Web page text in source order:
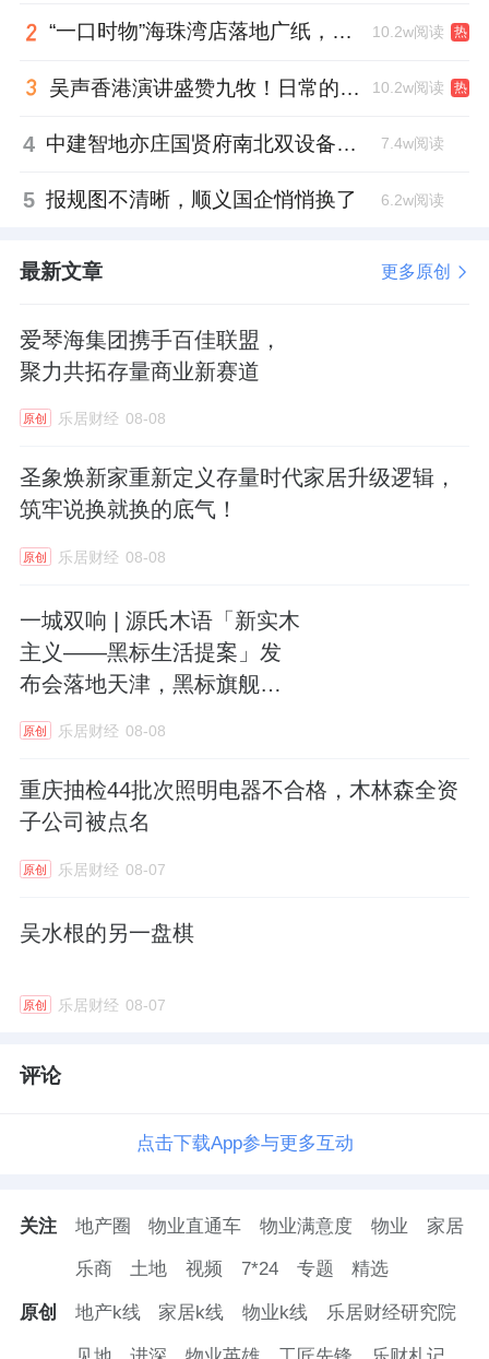
“一口时物”海珠湾店落地广纸，越秀地产以“新鲜现制”商业新场景打造社区高品质生活 10.2w阅读 热
吴声香港演讲盛赞九牧！日常的小锚点变成科技突破点！ 10.2w阅读 热
4 中建智地亦庄国贤府南北双设备平台，得房率创区域新高 7.4w阅读
5 报规图不清晰，顺义国企悄悄换了 6.2w阅读
最新文章 更多原创
爱琴海集团携手百佳联盟，
聚力共拓存量商业新赛道
原创 乐居财经 08-08
圣象焕新家重新定义存量时代家居升级逻辑，
筑牢说换就换的底气！
原创 乐居财经 08-08
一城双响 | 源氏木语「新实木
主义——黑标生活提案」发
布会落地天津，黑标旗舰店
盛大启幕
原创 乐居财经 08-08
重庆抽检44批次照明电器不合格，木林森全资
子公司被点名
原创 乐居财经 08-07
吴水根的另一盘棋
原创 乐居财经 08-07
评论
点击下载App参与更多互动
关注 地产圈 物业直通车 物业满意度 物业 家居
乐商 土地 视频 7*24 专题 精选
原创 地产k线 家居k线 物业k线 乐居财经研究院